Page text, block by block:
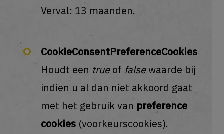
Verval: 13 maanden.
CookieConsentPreferenceCookies
Houdt een trueof falsewaarde bij
indien u al dan niet akkoord gaat
met het gebruik van preference
cookies (voorkeurscookies).